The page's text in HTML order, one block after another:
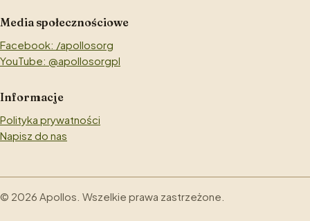
Media społecznościowe
Facebook: /apollosorg
YouTube: @apollosorgpl
Informacje
Polityka prywatności
Napisz do nas
© 2026 Apollos. Wszelkie prawa zastrzeżone.